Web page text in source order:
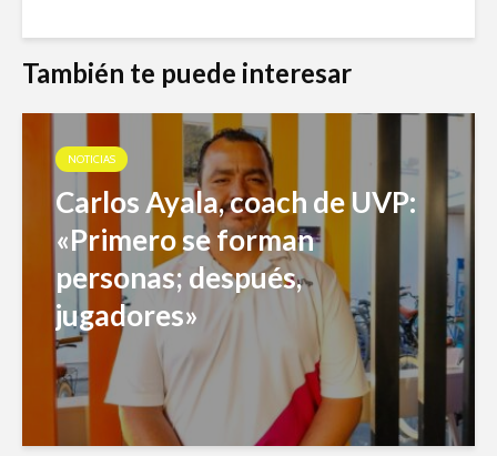
También te puede interesar
NOTICIAS
Carlos Ayala, coach de UVP:
«Primero se forman
personas; después,
jugadores»